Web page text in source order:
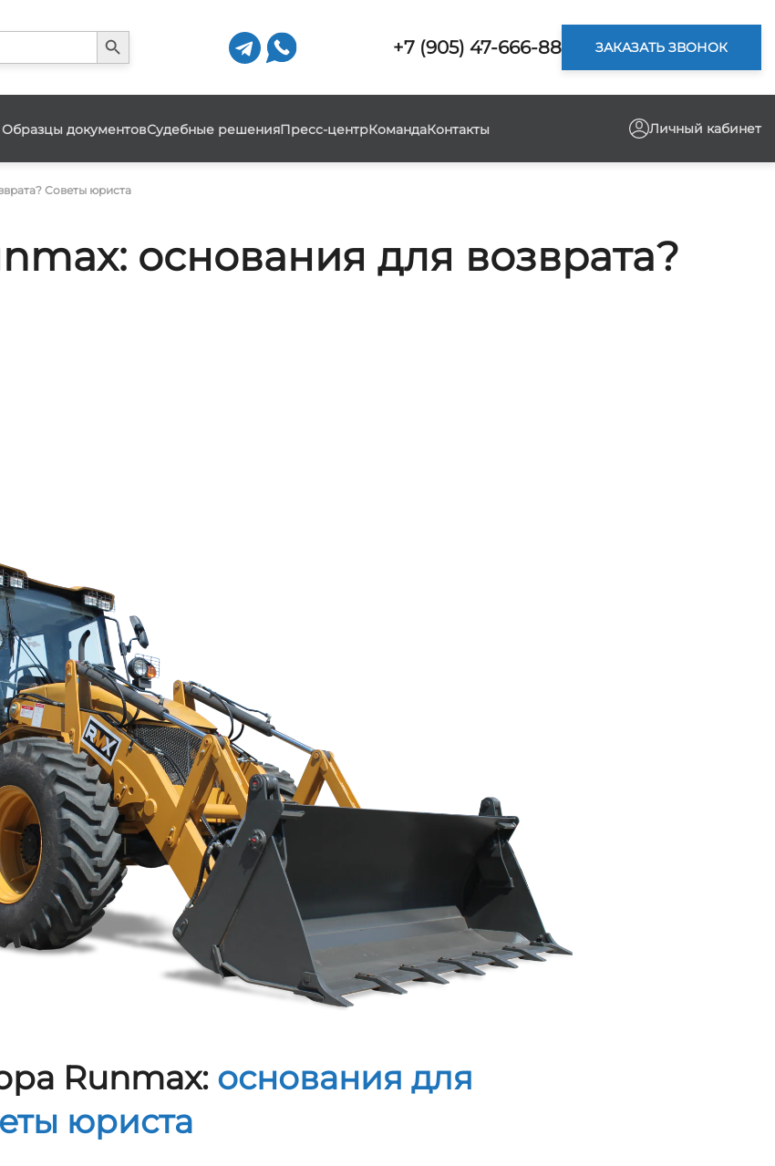
Search Button
+7 (905) 47-666-88 ЗАКАЗАТЬ ЗВОНОК
Образцы документовСудебные решенияПресс-центрКомандаКонтакты Личный кабинет
Советы юриста
основания для возврата?
Runmax: основания для
юриста